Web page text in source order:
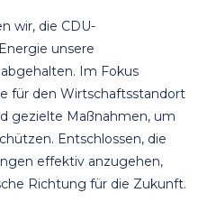
wir, die CDU-
unsere
Im Fokus
für den Wirtschaftsstandort
gezielte Maßnahmen, um
Entschlossen, die
effektiv anzugehen,
Richtung für die Zukunft.